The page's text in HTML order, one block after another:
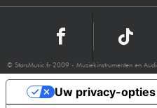
© StarsMusic.fr 2009 - Muziekinstrumenten en
Uw privacy-opties